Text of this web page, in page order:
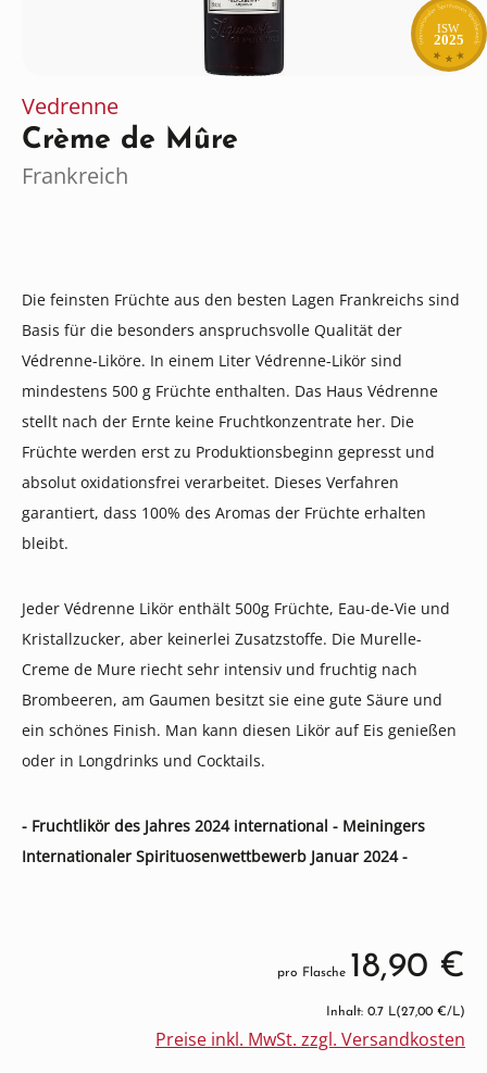
2025
ISW
Vedrenne
Crème de Mûre
Frankreich
Die feinsten Früchte aus den besten Lagen Frankreichs sind
Basis für die besonders anspruchsvolle Qualität der
Védrenne-Liköre. In einem Liter Védrenne-Likör sind
mindestens 500 g Früchte enthalten. Das Haus Védrenne
stellt nach der Ernte keine Fruchtkonzentrate her. Die
Früchte werden erst zu Produktions­beginn gepresst und
absolut oxidationsfrei verarbeitet. Dieses Verfahren
garantiert, dass 100% des Aromas der Früchte erhalten
bleibt.
Jeder Védrenne Likör enthält 500g Früchte, Eau-de-Vie und
Kristallzucker, aber keinerlei Zusatzstoffe. Die Murelle-
Creme de Mure riecht sehr intensiv und fruchtig nach
Brombeeren, am Gaumen besitzt sie eine gute Säure und
ein schönes Finish. Man kann diesen Likör auf Eis genießen
oder in Longdrinks und Cocktails.
- Fruchtlikör des Jahres 2024 international - Meiningers
Internationaler Spirituosenwettbewerb Januar 2024 -
pro Flasche 18,90 €
Inhalt: 0.7 L(27,00 €/L)
Preise inkl. MwSt. zzgl. Versandkosten